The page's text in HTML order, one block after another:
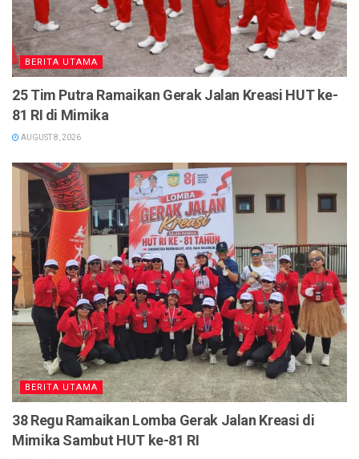
BERITA UTAMA
25 Tim Putra Ramaikan Gerak Jalan Kreasi HUT ke-
81 RI di Mimika
AUGUST 8, 2026
BERITA UTAMA
38 Regu Ramaikan Lomba Gerak Jalan Kreasi di
Mimika Sambut HUT ke-81 RI